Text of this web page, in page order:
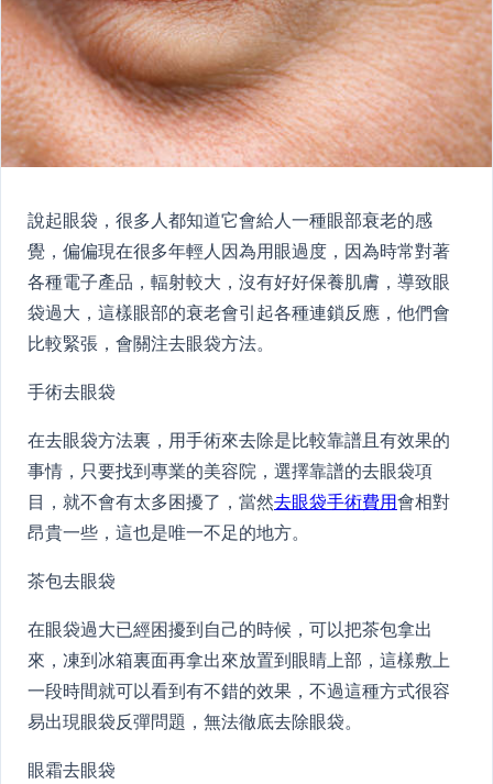
說起眼袋，很多人都知道它會給人一種眼部衰老的感
覺，偏偏現在很多年輕人因為用眼過度，因為時常對著
各種電子產品，輻射較大，沒有好好保養肌膚，導致眼
袋過大，這樣眼部的衰老會引起各種連鎖反應，他們會
比較緊張，會關注去眼袋方法。
手術去眼袋
在去眼袋方法裏，用手術來去除是比較靠譜且有效果的
事情，只要找到專業的美容院，選擇靠譜的去眼袋項
目，就不會有太多困擾了，當然去眼袋手術費用會相對
昂貴一些，這也是唯一不足的地方。
茶包去眼袋
在眼袋過大已經困擾到自己的時候，可以把茶包拿出
來，凍到冰箱裏面再拿出來放置到眼睛上部，這樣敷上
一段時間就可以看到有不錯的效果，不過這種方式很容
易出現眼袋反彈問題，無法徹底去除眼袋。
眼霜去眼袋